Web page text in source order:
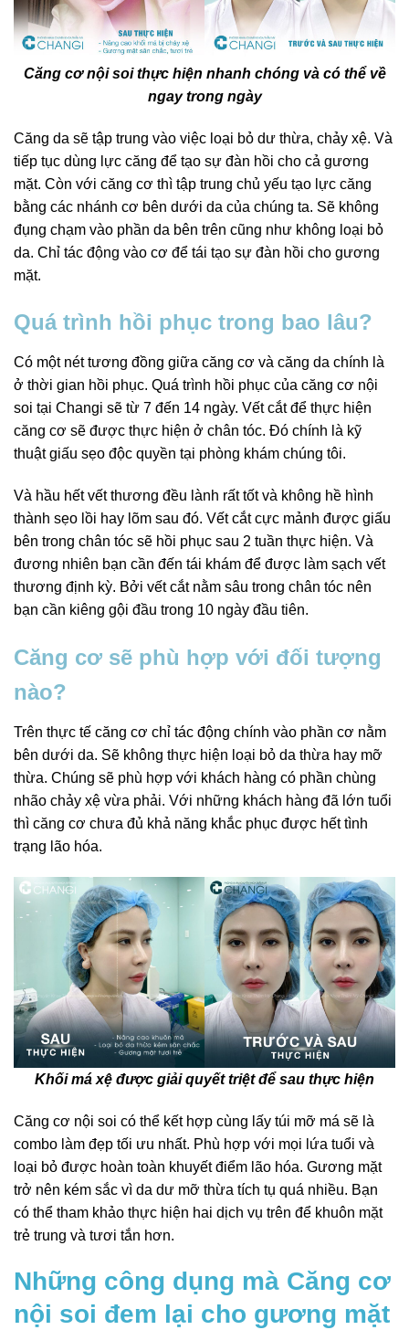
Căng cơ nội soi thực hiện nhanh chóng và có thể về
ngay trong ngày
Căng da sẽ tập trung vào việc loại bỏ dư thừa, chảy xệ. Và
tiếp tục dùng lực căng để tạo sự đàn hồi cho cả gương
mặt. Còn với căng cơ thì tập trung chủ yếu tạo lực căng
bằng các nhánh cơ bên dưới da của chúng ta. Sẽ không
đụng chạm vào phần da bên trên cũng như không loại bỏ
da. Chỉ tác động vào cơ để tái tạo sự đàn hồi cho gương
mặt.
Quá trình hồi phục trong bao lâu?
Có một nét tương đồng giữa căng cơ và căng da chính là
ở thời gian hồi phục. Quá trình hồi phục của căng cơ nội
soi tại Changi sẽ từ 7 đến 14 ngày. Vết cắt để thực hiện
căng cơ sẽ được thực hiện ở chân tóc. Đó chính là kỹ
thuật giấu sẹo độc quyền tại phòng khám chúng tôi.
Và hầu hết vết thương đều lành rất tốt và không hề hình
thành sẹo lồi hay lõm sau đó. Vết cắt cực mảnh được giấu
bên trong chân tóc sẽ hồi phục sau 2 tuần thực hiện. Và
đương nhiên bạn cần đến tái khám để được làm sạch vết
thương định kỳ. Bởi vết cắt nằm sâu trong chân tóc nên
bạn cần kiêng gội đầu trong 10 ngày đầu tiên.
Căng cơ sẽ phù hợp với đối tượng
nào?
Trên thực tế căng cơ chỉ tác động chính vào phần cơ nằm
bên dưới da. Sẽ không thực hiện loại bỏ da thừa hay mỡ
thừa. Chúng sẽ phù hợp với khách hàng có phần chùng
nhão chảy xệ vừa phải. Với những khách hàng đã lớn tuổi
thì căng cơ chưa đủ khả năng khắc phục được hết tình
trạng lão hóa.
Khối má xệ được giải quyết triệt để sau thực hiện
Căng cơ nội soi có thể kết hợp cùng lấy túi mỡ má sẽ là
combo làm đẹp tối ưu nhất. Phù hợp với mọi lứa tuổi và
loại bỏ được hoàn toàn khuyết điểm lão hóa. Gương mặt
trở nên kém sắc vì da dư mỡ thừa tích tụ quá nhiều. Bạn
có thể tham khảo thực hiện hai dịch vụ trên để khuôn mặt
trẻ trung và tươi tắn hơn.
Những công dụng mà Căng cơ
nội soi đem lại cho gương mặt